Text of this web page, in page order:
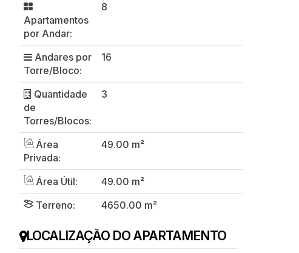
Apartamentos
por Andar:
8
Andares por
Torre/Bloco:
16
Quantidade
de
Torres/Blocos:
3
Área
Privada:
49.00 m²
Área Útil:
49.00 m²
Terreno:
4650.00 m²
LOCALIZAÇÃO DO APARTAMENTO